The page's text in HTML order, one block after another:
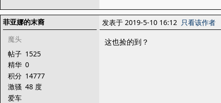
菲亚娜的末裔
魔头
帖子 1525
精华 0
积分 14777
激骚 48 度
爱车
发表于 2019-5-10 16:12 只看该作者
这也捡的到？